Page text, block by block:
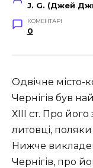
J. G. (Джей
КОМЕНТАРІ
0
Одвічне місто-
Чернігів був
ХІІІ ст. Про
литовці, поляки
Нижче
Чернігів, про